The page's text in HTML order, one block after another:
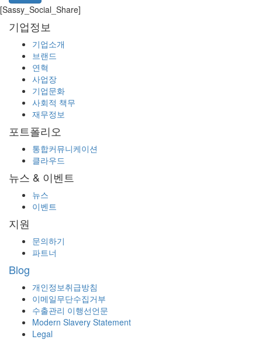
[Sassy_Social_Share]
기업정보
기업소개
브랜드
연혁
사업장
기업문화
사회적 책무
재무정보
포트폴리오
통합커뮤니케이션
클라우드
뉴스 & 이벤트
뉴스
이벤트
지원
문의하기
파트너
Blog
개인정보취급방침
이메일무단수집거부
수출관리 이행선언문
Modern Slavery Statement
Legal